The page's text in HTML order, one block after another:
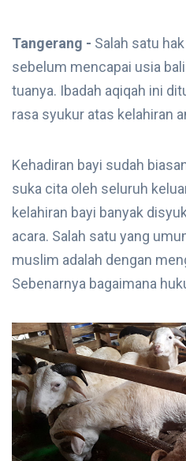
Tangerang - Salah satu
sebelum mencapai usia
tuanya. Ibadah aqiqah ini
rasa syukur atas kelahiran
Kehadiran bayi sudah
suka cita oleh seluruh
kelahiran bayi banyak
acara. Salah satu yang
muslim adalah dengan
Sebenarnya bagaimana